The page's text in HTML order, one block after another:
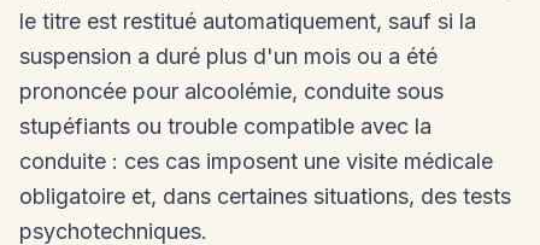
le titre est restitué automatiquement, sauf si la
suspension a duré plus d'un mois ou a été
prononcée pour alcoolémie, conduite sous
stupéfiants ou trouble compatible avec la
conduite : ces cas imposent une visite médicale
obligatoire et, dans certaines situations, des tests
psychotechniques.